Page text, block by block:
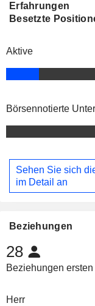
Erfahrungen
Besetzte
Aktive
Börsennotierte
Sehen Sie sich
im Detail an
Beziehungen
28
Beziehungen
Herr